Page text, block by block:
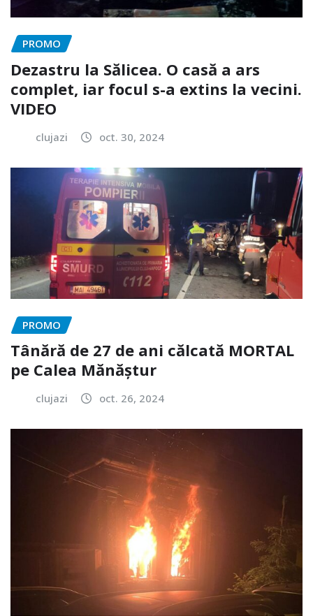
PROMO
Dezastru la Sălicea. O casă a ars
complet, iar focul s-a extins la vecini.
VIDEO
clujazi oct. 30, 2024
PROMO
Tânără de 27 de ani călcată MORTAL
pe Calea Mănăștur
clujazi oct. 26, 2024